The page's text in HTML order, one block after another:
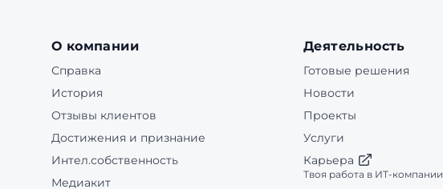
О компании
Справка
История
Отзывы клиентов
Достижения и признание
Интел.собственность
Медиакит
Деятельность
Готовые решения
Новости
Проекты
Услуги
Карьера
Твоя работа в ИТ-компании